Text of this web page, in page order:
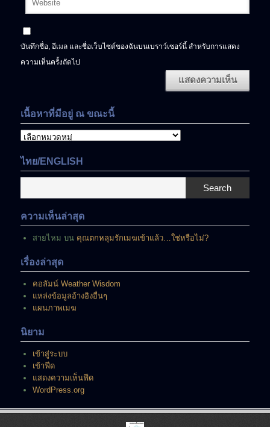
บันทึกชื่อ, อีเมล และชื่อเว็บไซต์ของฉันบนเบราว์เซอร์นี้ สำหรับการแสดง
ความเห็นครั้งถัดไป
เนื้อหาที่มีอยู่ ณ ขณะนี้
เนื้อหา
มี
อยู่
ไทย/ENGLISH
Search
ความเห็นล่าสุด
สายไหม บน คุณตกหลุมรักเมฆเข้าแล้ว…ใช่หรือไม่?
เรื่องล่าสุด
คอลัมน์ Weather Wisdom
แหล่งข้อมูลอ้างอิงอื่นๆ
แผนภาพเมฆ
นิยาม
เข้าสู่ระบบ
เข้าฟีด
แสดงความเห็นฟีด
WordPress.org